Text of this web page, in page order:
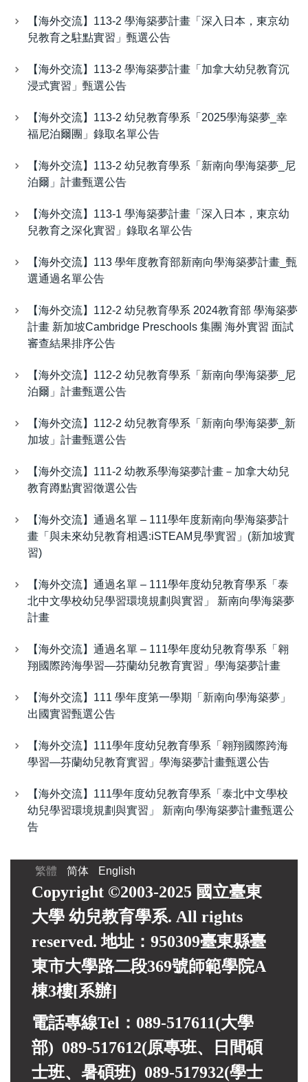
【海外交流】113-2 學海築夢計畫「深入日本，東京幼
兒教育之駐點實習」甄選公告
【海外交流】113-2 學海築夢計畫「加拿大幼兒教育沉
浸式實習」甄選公告
【海外交流】113-2 幼兒教育學系「2025學海築夢_幸
福尼泊爾團」錄取名單公告
【海外交流】113-2 幼兒教育學系「新南向學海築夢_尼
泊爾」計畫甄選公告
【海外交流】113-1 學海築夢計畫「深入日本，東京幼
兒教育之深化實習」錄取名單公告
【海外交流】113 學年度教育部新南向學海築夢計畫_甄
選通過名單公告
【海外交流】112-2 幼兒教育學系 2024教育部 學海築夢
計畫 新加坡Cambridge Preschools 集團 海外實習 面試
審查結果排序公告
【海外交流】112-2 幼兒教育學系「新南向學海築夢_尼
泊爾」計畫甄選公告
【海外交流】112-2 幼兒教育學系「新南向學海築夢_新
加坡」計畫甄選公告
【海外交流】111-2 幼教系學海築夢計畫－加拿大幼兒
教育蹲點實習徵選公告
【海外交流】通過名單 – 111學年度新南向學海築夢計
畫「與未來幼兒教育相遇:iSTEAM見學實習」(新加坡實
習)
【海外交流】通過名單 – 111學年度幼兒教育學系「泰
北中文學校幼兒學習環境規劃與實習」 新南向學海築夢
計畫
【海外交流】通過名單 – 111學年度幼兒教育學系「翱
翔國際跨海學習—芬蘭幼兒教育實習」學海築夢計畫
【海外交流】111 學年度第一學期「新南向學海築夢」
出國實習甄選公告
【海外交流】111學年度幼兒教育學系「翱翔國際跨海
學習—芬蘭幼兒教育實習」學海築夢計畫甄選公告
【海外交流】111學年度幼兒教育學系「泰北中文學校
幼兒學習環境規劃與實習」 新南向學海築夢計畫甄選公
告
繁體 简体 English
Copyright ©2003-2025 國立臺東
大學 幼兒教育學系. All rights
reserved. 地址：950309臺東縣臺
東市大學路二段369號師範學院A
棟3樓[系辦]
電話專線Tel：089-517611(大學
部) 089-517612(原專班、日間碩
士班、暑碩班) 089-517932(學士